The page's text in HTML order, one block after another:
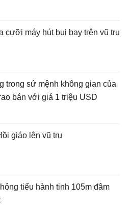
cưỡi máy hút bụi bay trên vũ trụ
trong sứ mệnh không gian của
bán với giá 1 triệu USD
giáo lên vũ trụ
tiểu hành tinh 105m đâm